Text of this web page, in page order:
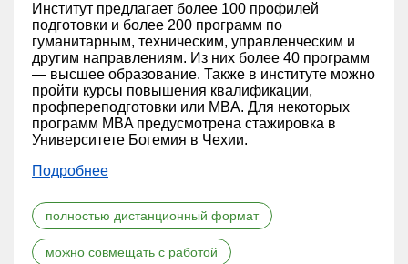
полностью дистанционный формат
можно совмещать с работой
Институт предлагает более 100 профилей
подготовки и более 200 программ по
гуманитарным, техническим, управленческим и
другим направлениям. Из них более 40 программ
— высшее образование. Также в институте можно
пройти курсы повышения квалификации,
профпереподготовки или MBA. Для некоторых
программ MBA предусмотрена стажировка в
Университете Богемия в Чехии.
Подробнее